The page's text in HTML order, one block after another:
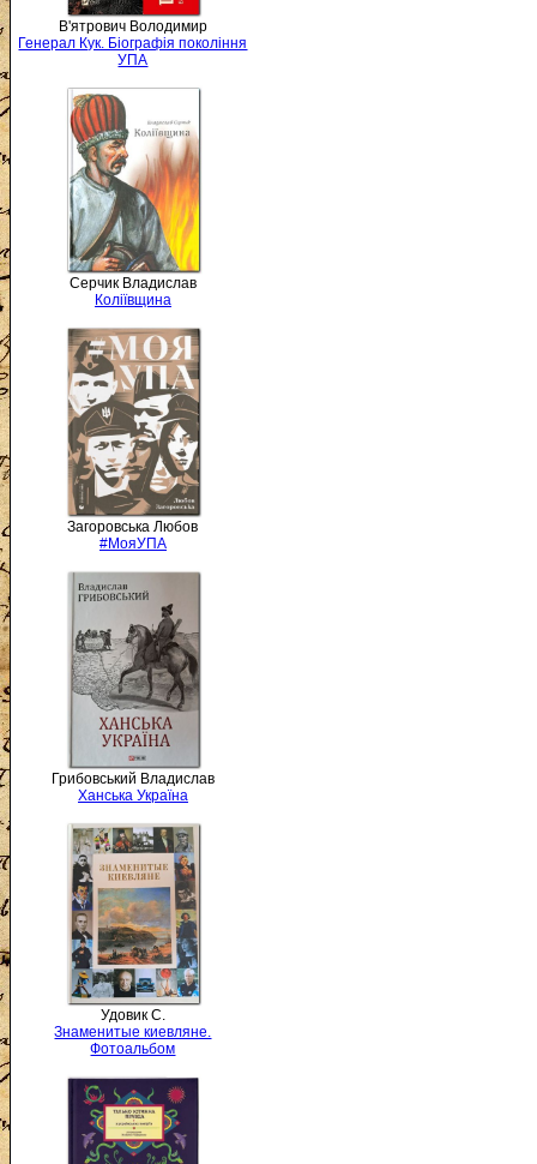
В'ятрович Володимир
Генерал Кук. Біографія покоління
УПА
Серчик Владислав
Коліївщина
Загоровська Любов
#МояУПА
Грибовський Владислав
Ханська Україна
Удовик С.
Знаменитые киевляне.
Фотоальбом